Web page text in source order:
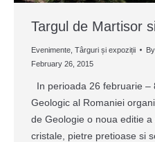
Targul de Martisor
Evenimente Târguri și expoziții By
February 26, 2015
In perioada 26 februarie –
Geologic al Romaniei
de Geologie o noua editie a
cristale, pietre pretioase si